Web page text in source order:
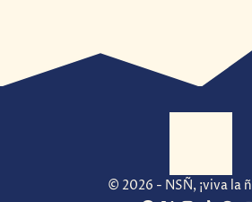
© 2026 - NSÑ, ¡viva la